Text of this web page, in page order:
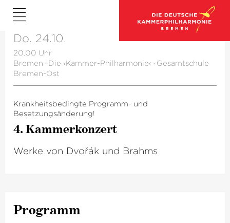
Do. 24.10.
20.00 Uhr
Bremen · Die ›Kammer-Philharmonie‹ · Gesamtschule
Bremen-Ost
Krankheitsbedingte Programm- und
Besetzungsänderung!
4. Kammerkonzert
Werke von Dvořák und Brahms
Programm